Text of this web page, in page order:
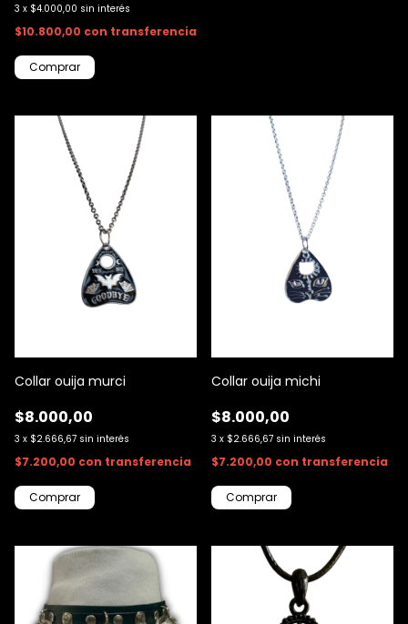
3 x $4.000,00 sin interés
$10.800,00 con transferencia
Collar ouija murci
$8.000,00
3 x $2.666,67 sin interés
$7.200,00 con transferencia
Collar ouija michi
$8.000,00
3 x $2.666,67 sin interés
$7.200,00 con transferencia